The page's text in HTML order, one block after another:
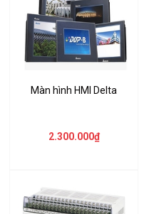
Màn hình HMI Delta
2.300.000₫